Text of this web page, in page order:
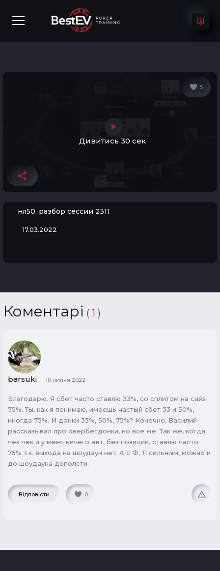
Дивитись 30 сек
нл50, разбор сессии 2311
5
17.03.2022
Коментарі ( 1 )
barsuki 10 липня 2022
Благодарю. Я сбет часто ставлю 33%, со сплитом на сайз
75%. Ты, как я понимаю, имеешь частый сбет 33 и 50%,
иногда 75%. И донки 33%, 50%, 75%? Конечно, Василий
рассказывал про овербетдонки, но все же. Так же, когда
чек чек и у меня ничего нет, без позиции, ставлю часто
75% т.к. выхода на шоудаун нет. А с Ф, Л сильным, можно и
до шоудауна дополсти.
Відповісти 0